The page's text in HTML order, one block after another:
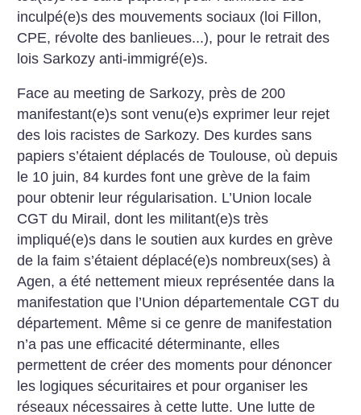
inculpé(e)s des mouvements sociaux (loi Fillon,
CPE, révolte des banlieues...), pour le retrait des
lois Sarkozy anti-immigré(e)s.
Face au meeting de Sarkozy, près de 200
manifestant(e)s sont venu(e)s exprimer leur rejet
des lois racistes de Sarkozy. Des kurdes sans
papiers s’étaient déplacés de Toulouse, où depuis
le 10 juin, 84 kurdes font une grève de la faim
pour obtenir leur régularisation. L’Union locale
CGT du Mirail, dont les militant(e)s très
impliqué(e)s dans le soutien aux kurdes en grève
de la faim s’étaient déplacé(e)s nombreux(ses) à
Agen, a été nettement mieux représentée dans la
manifestation que l’Union départementale CGT du
département. Même si ce genre de manifestation
n’a pas une efficacité déterminante, elles
permettent de créer des moments pour dénoncer
les logiques sécuritaires et pour organiser les
réseaux nécessaires à cette lutte. Une lutte de